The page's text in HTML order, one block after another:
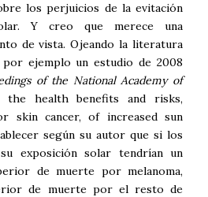
los perjuicios de la evitación
Y creo que merece una
de vista. Ojeando la literatura
ejemplo un estudio de 2008
of the National Academy of
the health benefits and risks,
skin cancer, of increased sun
según su autor que si los
exposición solar tendrían un
de muerte por melanoma,
de muerte por el resto de